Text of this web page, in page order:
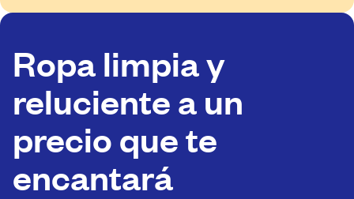
Ropa limpia y
reluciente a un
precio que te
encantará